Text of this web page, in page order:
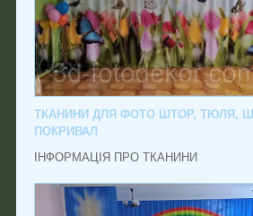
ТКАНИНИ ДЛЯ ФОТО ШТОР, ТЮЛЯ,
ПОКРИВАЛ
ІНФОРМАЦІЯ ПРО ТКАНИНИ